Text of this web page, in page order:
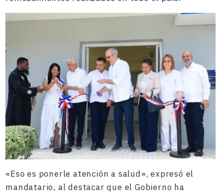
«Eso es ponerle atención a salud», expresó el
mandatario, al destacar que el Gobierno ha